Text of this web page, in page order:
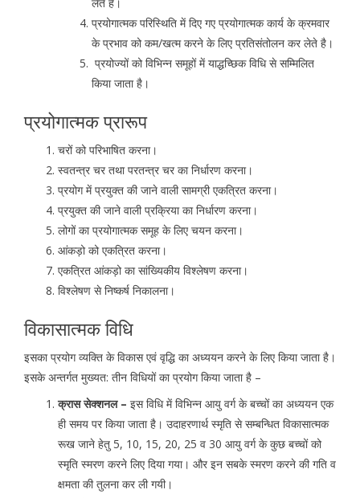
प्रयोगात्मक परिस्थिति में दिए गए प्रयोगात्मक कार्य के क्रमवार
के प्रभाव को कम/खत्म करने के लिए प्रतिसंतोलन कर लेते है।
प्रयोज्यों को विभिन्न समूहों में याद्धच्छिक विधि से सम्मिलित
किया जाता है।
प्रयोगात्मक प्रारूप
चरों को परिभाषित करना।
स्वतन्त्र चर तथा परतन्त्र चर का निर्धारण करना।
प्रयोग में प्रयुक्त की जाने वाली सामग्री एकत्रित करना।
प्रयुक्त की जाने वाली प्रक्रिया का निर्धारण करना।
लोगों का प्रयोगात्मक समूह के लिए चयन करना।
आंकड़ो को एकत्रित करना।
एकत्रित आंकड़ो का सांख्यिकीय विश्लेषण करना।
विश्लेषण से निष्कर्ष निकालना।
विकासात्मक विधि
इसका प्रयोग व्यक्ति के विकास एवं वृद्धि का अध्ययन करने के लिए किया जाता है।
इसके अन्तर्गत मुख्यत: तीन विधियों का प्रयोग किया जाता है –
क्रास सेक्शनल – इस विधि में विभिन्न आयु वर्ग के बच्चों का अध्ययन एक
ही समय पर किया जाता है। उदाहरणार्थ स्मृति से सम्बन्धित विकासात्मक
रूख जाने हेतु 5, 10, 15, 20, 25 व 30 आयु वर्ग के कुछ बच्चों को
स्मृति स्मरण करने लिए दिया गया। और इन सबके स्मरण करने की गति व
क्षमता की तुलना कर ली गयी।